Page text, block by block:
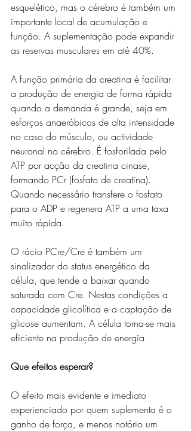
esquelético, mas o cérebro é também um
importante local de acumulação e
função. A suplementação pode expandir
as reservas musculares em até 40%.
A função primária da creatina é facilitar
a produção de energia de forma rápida
quando a demanda é grande, seja em
esforços anaeróbicos de alta intensidade
no caso do músculo, ou actividade
neuronal no cérebro. É fosforilada pelo
ATP por acção da creatina cinase,
formando PCr (fosfato de creatina).
Quando necessário transfere o fosfato
para o ADP e regenera ATP a uma taxa
muito rápida.
O rácio PCre/Cre é também um
sinalizador do status energético da
célula, que tende a baixar quando
saturada com Cre. Nestas condições a
capacidade glicolítica e a captação de
glicose aumentam. A célula torna-se mais
eficiente na produção de energia.
Que efeitos esperar?
O efeito mais evidente e imediato
experienciado por quem suplementa é o
ganho de força, e menos notório um